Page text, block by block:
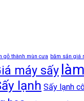
gỗ thành mùn cưa băm sắn giá
máy sấy
lạnh Sấy lạnh